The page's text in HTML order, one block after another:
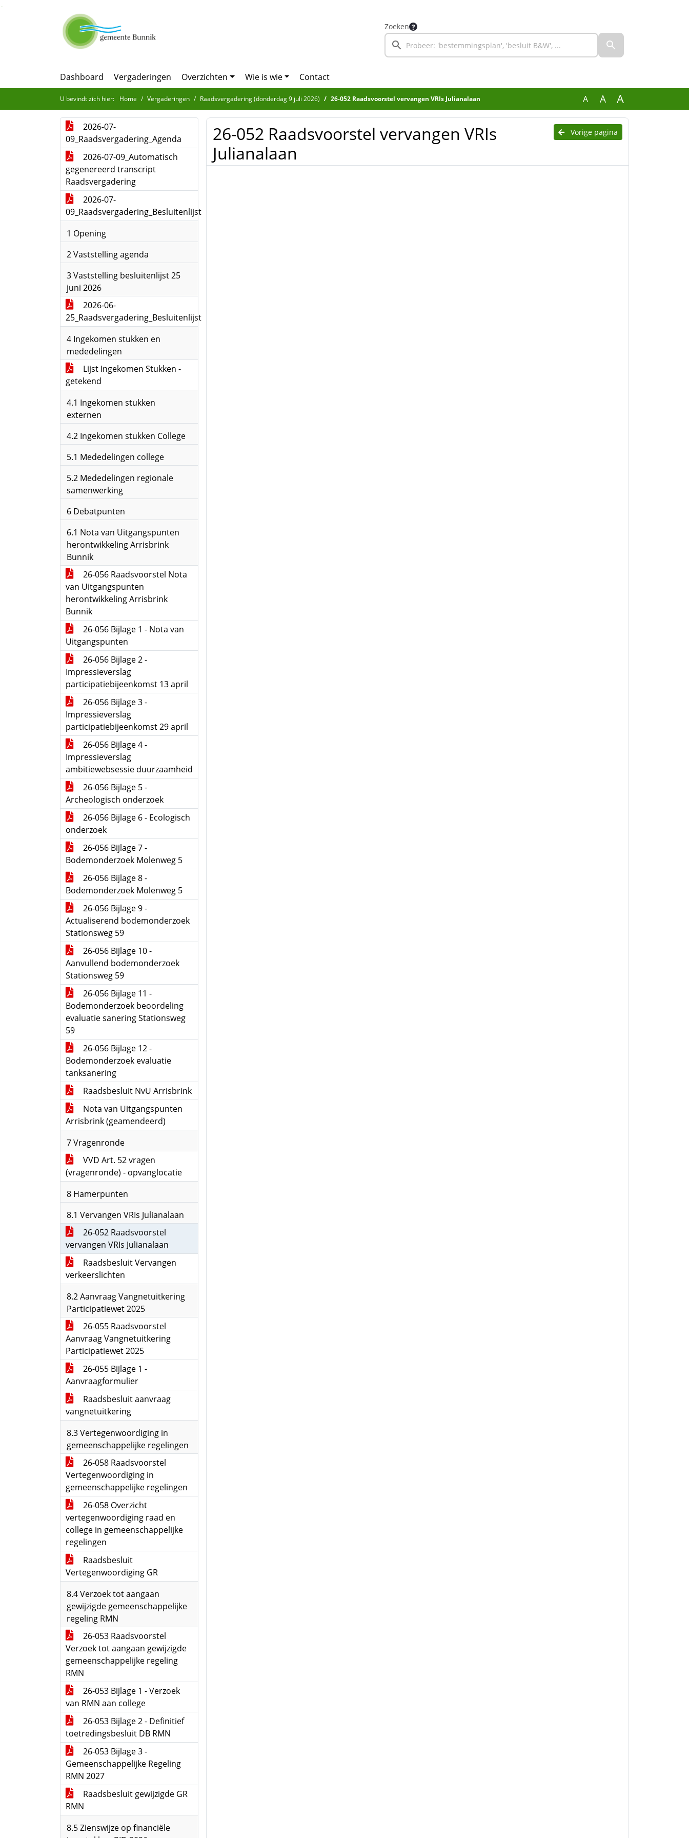
Ga naar de inhoud van deze pagina
Ga naar het zoeken
Ga naar het menu
Zoeken
Dashboard Vergaderingen Overzichten Wie is wie Contact
U bevindt zich hier: Home Vergaderingen Raadsvergadering (donderdag 9 juli 2026) 26-052 Raadsvoorstel vervangen VRIs Julianalaan A A A
2026-07-
09_Raadsvergadering_Agenda
2026-07-09_Automatisch
gegenereerd transcript
Raadsvergadering
2026-07-
09_Raadsvergadering_Besluitenlijst
1 Opening
2 Vaststelling agenda
3 Vaststelling besluitenlijst 25
juni 2026
2026-06-
25_Raadsvergadering_Besluitenlijst
4 Ingekomen stukken en
mededelingen
Lijst Ingekomen Stukken -
getekend
4.1 Ingekomen stukken
externen
4.2 Ingekomen stukken College
5.1 Mededelingen college
5.2 Mededelingen regionale
samenwerking
6 Debatpunten
6.1 Nota van Uitgangspunten
herontwikkeling Arrisbrink
Bunnik
26-056 Raadsvoorstel Nota
van Uitgangspunten
herontwikkeling Arrisbrink
Bunnik
26-056 Bijlage 1 - Nota van
Uitgangspunten
26-056 Bijlage 2 -
Impressieverslag
participatiebijeenkomst 13 april
26-056 Bijlage 3 -
Impressieverslag
participatiebijeenkomst 29 april
26-056 Bijlage 4 -
Impressieverslag
ambitiewebsessie duurzaamheid
26-056 Bijlage 5 -
Archeologisch onderzoek
26-056 Bijlage 6 - Ecologisch
onderzoek
26-056 Bijlage 7 -
Bodemonderzoek Molenweg 5
26-056 Bijlage 8 -
Bodemonderzoek Molenweg 5
26-056 Bijlage 9 -
Actualiserend bodemonderzoek
Stationsweg 59
26-056 Bijlage 10 -
Aanvullend bodemonderzoek
Stationsweg 59
26-056 Bijlage 11 -
Bodemonderzoek beoordeling
evaluatie sanering Stationsweg
59
26-056 Bijlage 12 -
Bodemonderzoek evaluatie
tanksanering
Raadsbesluit NvU Arrisbrink
Nota van Uitgangspunten
Arrisbrink (geamendeerd)
7 Vragenronde
VVD Art. 52 vragen
(vragenronde) - opvanglocatie
8 Hamerpunten
8.1 Vervangen VRIs Julianalaan
26-052 Raadsvoorstel
vervangen VRIs Julianalaan
Raadsbesluit Vervangen
verkeerslichten
8.2 Aanvraag Vangnetuitkering
Participatiewet 2025
26-055 Raadsvoorstel
Aanvraag Vangnetuitkering
Participatiewet 2025
26-055 Bijlage 1 -
Aanvraagformulier
Raadsbesluit aanvraag
vangnetuitkering
8.3 Vertegenwoordiging in
gemeenschappelijke regelingen
26-058 Raadsvoorstel
Vertegenwoordiging in
gemeenschappelijke regelingen
26-058 Overzicht
vertegenwoordiging raad en
college in gemeenschappelijke
regelingen
Raadsbesluit
Vertegenwoordiging GR
8.4 Verzoek tot aangaan
gewijzigde gemeenschappelijke
regeling RMN
26-053 Raadsvoorstel
Verzoek tot aangaan gewijzigde
gemeenschappelijke regeling
RMN
26-053 Bijlage 1 - Verzoek
van RMN aan college
26-053 Bijlage 2 - Definitief
toetredingsbesluit DB RMN
26-053 Bijlage 3 -
Gemeenschappelijke Regeling
RMN 2027
Raadsbesluit gewijzigde GR
RMN
8.5 Zienswijze op financiële
Vorige pagina
26-052 Raadsvoorstel vervangen VRIs
Julianalaan